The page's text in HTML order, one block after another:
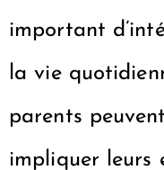
important
la vie
parents
impliquer leurs